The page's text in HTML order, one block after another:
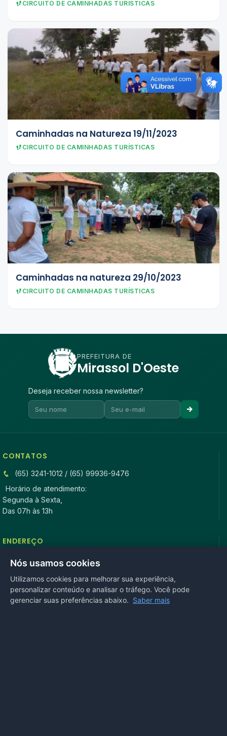
CIRCUITO DE CAMINHADAS TURÍSTICAS
Caminhadas na Natureza 19/11/2023
CIRCUITO DE CAMINHADAS TURÍSTICAS
Caminhadas na natureza 29/10/2023
CIRCUITO DE CAMINHADAS TURÍSTICAS
PREFEITURA DE
Mirassol D'Oeste
Deseja receber nossa newsletter?
CONTATOS
(65) 3241-1012 / (65) 99936-9476
Horário de atendimento:
Segunda à Sexta,
Das 07h às 13h
ENDEREÇO
Rua Antonio Tavares, n° 3310, Centro CEP: 78.280-000 -
Mirassol D’Oeste, MT
REDES SOCIAIS
Nós usamos cookies
Utilizamos cookies para melhorar sua experiência,
personalizar conteúdo e analisar o tráfego. Você pode
gerenciar suas preferências abaixo. Saber mais